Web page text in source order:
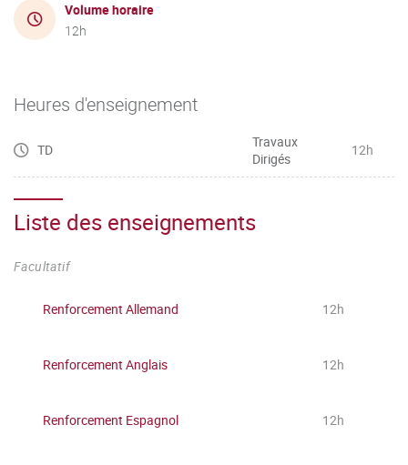
Volume horaire
12h
Heures d'enseignement
TD
Travaux
Dirigés
12h
Liste des enseignements
Facultatif
Renforcement Allemand 12h
Renforcement Anglais 12h
Renforcement Espagnol 12h